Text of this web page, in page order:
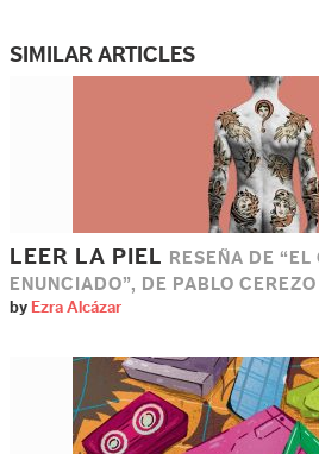
SIMILAR ARTICLES
LEER LA PIEL
RESEÑA DE “EL
ENUNCIADO”, DE PABLO CEREZO
by Ezra Alcázar